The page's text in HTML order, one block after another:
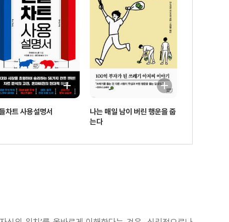
차트 사용설명서
나는 매일 남이 버린 행운을 줍
는다